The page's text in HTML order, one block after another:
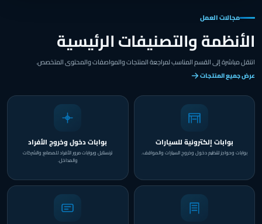
مجالات العمل
الأنظمة والتصنيفات الرئيسية
انتقل مباشرة إلى القسم المناسب لمراجعة المنتجات والمواصفات والمحتوى المتخصص.
عرض جميع المنتجات
بوابات إلكترونية للسيارات
بوابات وحواجز لتنظيم دخول وخروج السيارات والمواقف.
بوابات دخول وخروج الأفراد
ترنستايل وبوابات مرور الأفراد للمصانع والشركات
والمداخل.